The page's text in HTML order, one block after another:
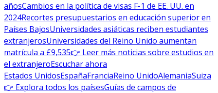
añosCambios en la política de visas F-1 de EE. UU. en
2024Recortes presupuestarios en educación superior en
Países BajosUniversidades asiáticas reciben estudiantes
extranjerosUniversidades del Reino Unido aumentan
matrícula a £9,535👉 Leer más noticias sobre estudios en
el extranjeroEscuchar ahora
Estados UnidosEspañaFranciaReino UnidoAlemaniaSuiza
👉 Explora todos los paísesGuías de campos de